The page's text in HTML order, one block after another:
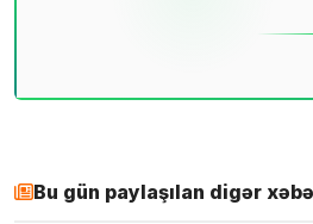
Bu gün paylaşılan digər